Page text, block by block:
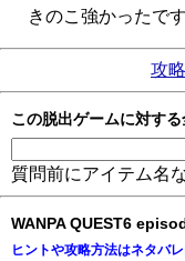
きのこ強かったで
攻
この脱出ゲームに対す
質問前にアイテム名
WANPA QUEST6
ヒントや攻略方法はネタバ